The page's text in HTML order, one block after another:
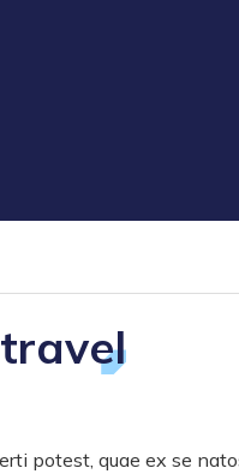
potest, quae ex se